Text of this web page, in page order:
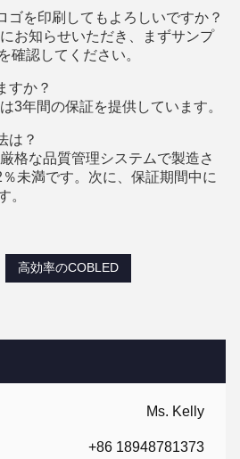
Ms. Kelly
+86 18948781373
ゴを印刷してもよろしいですか？
お知らせいただき、まずサンプ
確認してください。
すか？
3年間の保証を提供しています。
は？
格な品質管理システムで製造さ
未満です。次に、保証期間中に
。
高効率のCOBLED